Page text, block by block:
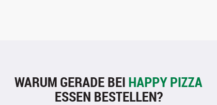
WARUM GERADE BEI HAPPY PIZZA
ESSEN BESTELLEN?